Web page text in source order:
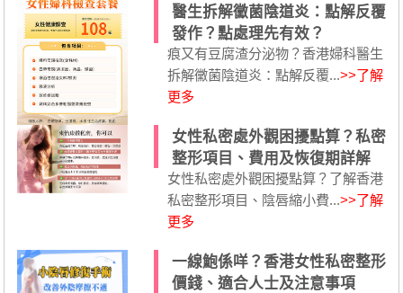
醫生拆解黴菌陰道炎：點解反覆
發作？點處理先有效？
痕又有豆腐渣分泌物？香港婦科醫生
拆解黴菌陰道炎：點解反覆...>>了解
更多
女性私密處外觀困擾點算？私密
整形項目、費用及恢復期詳解
女性私密處外觀困擾點算？了解香港
私密整形項目、陰唇縮小費...>>了解
更多
一線鮑係咩？香港女性私密整形
價錢、適合人士及注意事項